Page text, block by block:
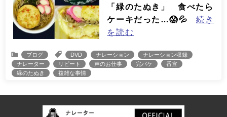
「緑のたぬき」 食べたら
ケーキだった…😱💦続き
を読む
ブログ DVD ナレーション
ナレーション収録
ナレーター
リピート 声のお仕事 完パケ
番宣
緑のたぬき
複雑な事情